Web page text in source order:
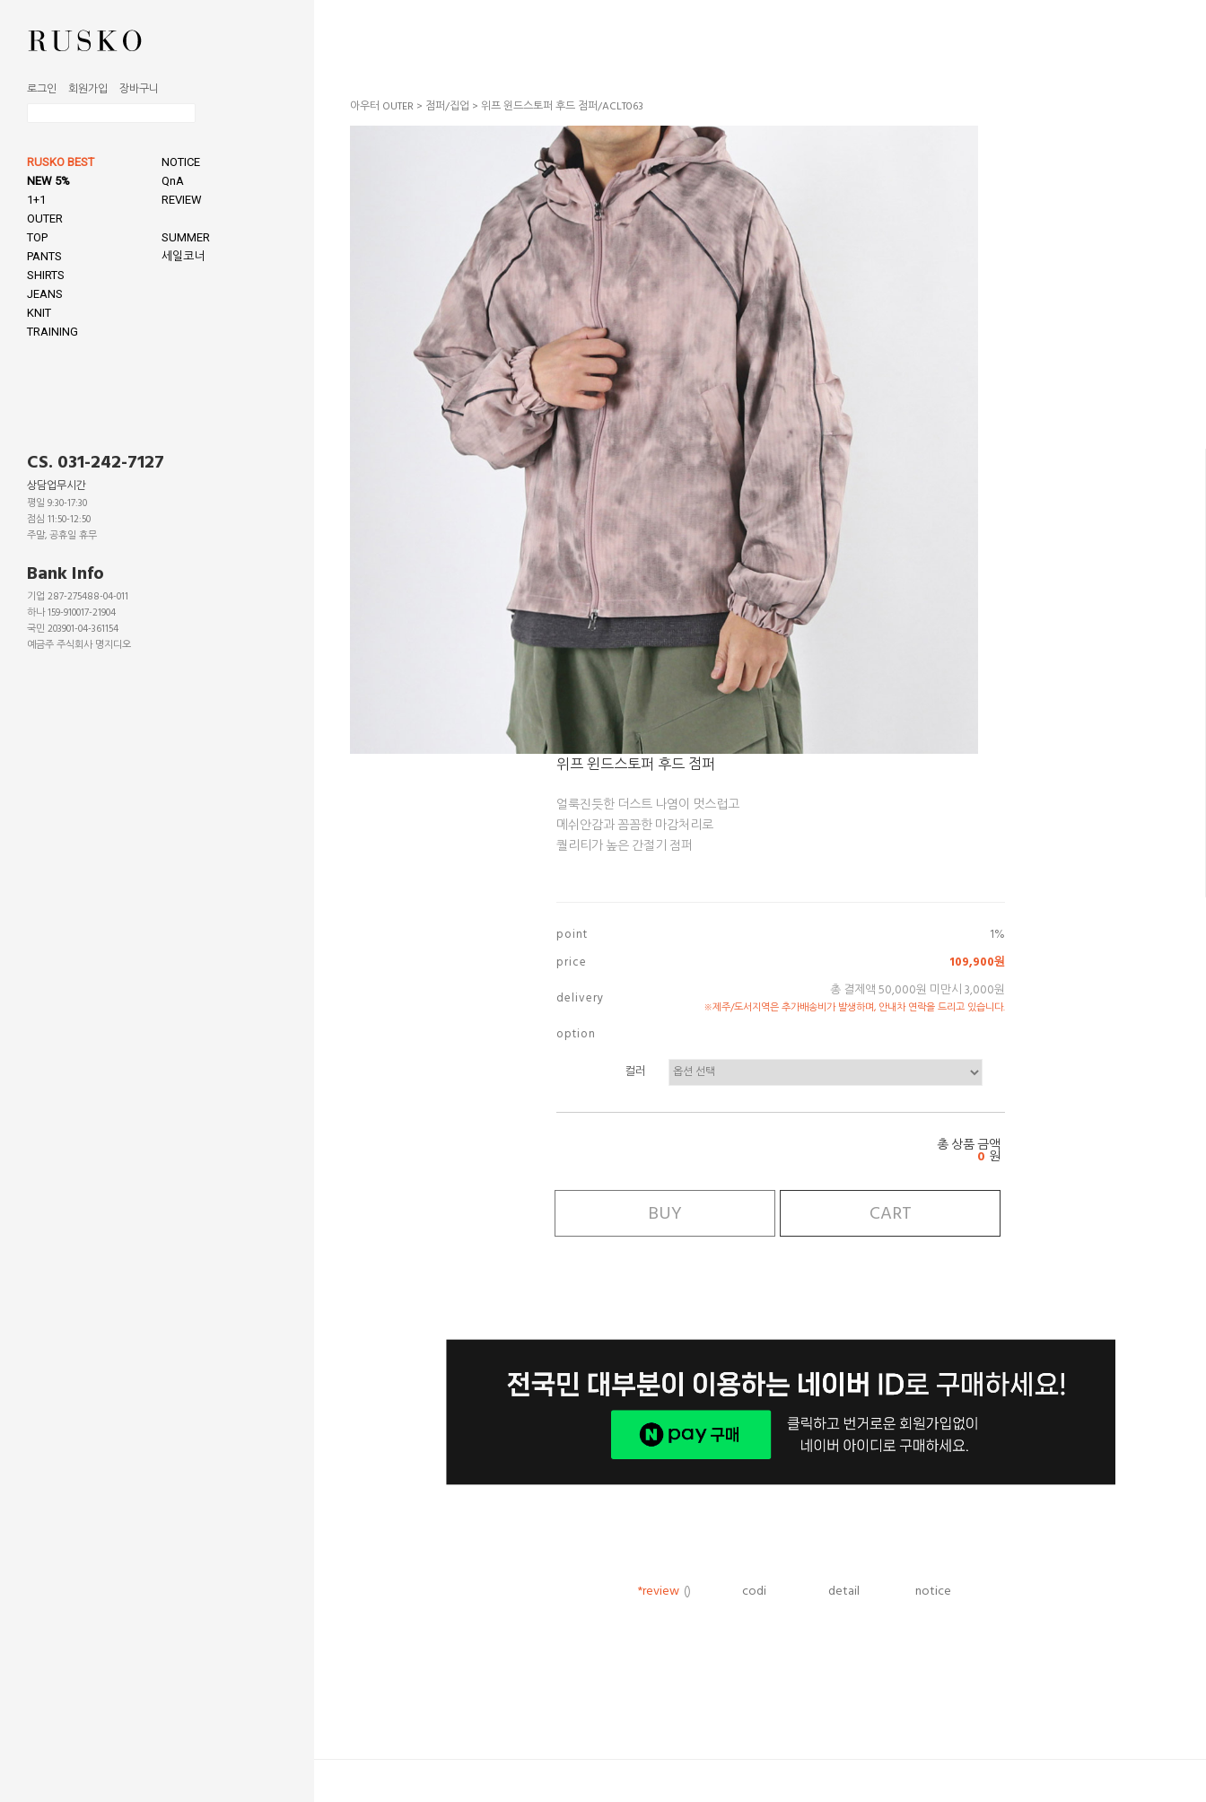
로그인 회원가입 장바구니
RUSKO BEST
NEW 5%
1+1
OUTER
TOP
PANTS
SHIRTS
JEANS
KNIT
TRAINING
NOTICE
QnA
REVIEW
SUMMER
세일코너
CS. 031-242-7127
상담업무시간
평일 9:30-17:30
점심 11:50-12:50
주말, 공휴일 휴무
Bank Info
기업 287-275488-04-011
하나 159-910017-21904
국민 203901-04-361154
예금주 주식회사 명지디오
아우터 OUTER > 점퍼/집업 > 위프 윈드스토퍼 후드 점퍼/ACLT063
위프 윈드스토퍼 후드 점퍼
얼룩진듯한 더스트 나염이 멋스럽고
메쉬안감과 꼼꼼한 마감처리로
퀄리티가 높은 간절기 점퍼
p o i n t
1%
p r i c e
109,900원
d e l i v e r y
총 결제액 50,000원 미만시 3,000원
※제주/도서지역은 추가배송비가 발생하며, 안내차 연락을 드리고 있습니다.
o p t i o n
컬러
총 상품 금액
0 원
BUY CART
*review () codi detail notice